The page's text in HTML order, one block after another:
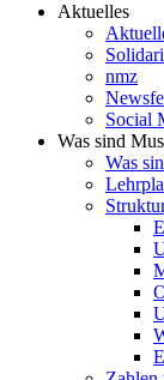
Aktuelles
nmz
Social
Was sind
Was